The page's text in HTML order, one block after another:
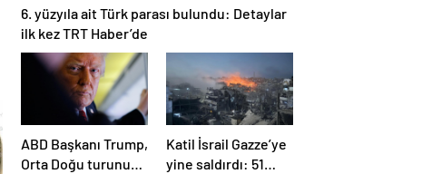
6. yüzyıla ait Türk parası bulundu: Detaylar
ilk kez TRT Haber’de
ABD Başkanı Trump,
Orta Doğu turunun
Katil İsrail Gazze’ye
yine saldırdı: 51